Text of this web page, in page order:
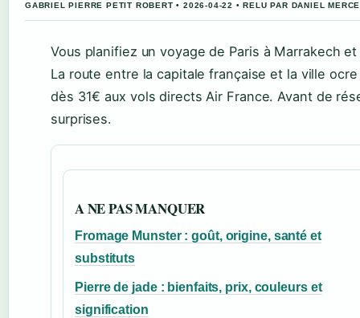
GABRIEL PIERRE PETIT ROBERT • 2026-04-22 • RELU PAR DANIEL
Vous planifiez un voyage de Paris à Marrakech
La route entre la capitale française et la ville
dès 31€ aux vols directs Air France. Avant de
surprises.
A NE PAS MANQUER
Fromage Munster : goût, origine, santé et
substituts
Pierre de jade : bienfaits, prix, couleurs et
signification